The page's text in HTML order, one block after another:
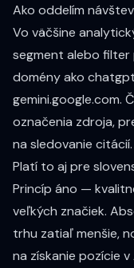
Ako oddelím
Vo väčšine
segment alebo
domény ako
gemini.google.com.
označenia zdroja,
na sledovanie citácií.
Platí to aj pre
Princíp áno —
veľkých značiek.
trhu zatiaľ menšie,
na získanie pozície